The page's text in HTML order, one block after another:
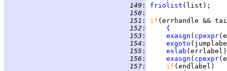
149 : friolist
150 :
151 :
if
152 :
{
153 : exasgn ( cpexpr
154 :
exgoto
155 :
exlab
156 : exasgn ( cpexpr
157 : if